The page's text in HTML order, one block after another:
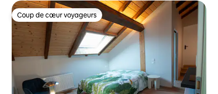
Coup de cœur voyageurs
Coup de cœur voyageurs